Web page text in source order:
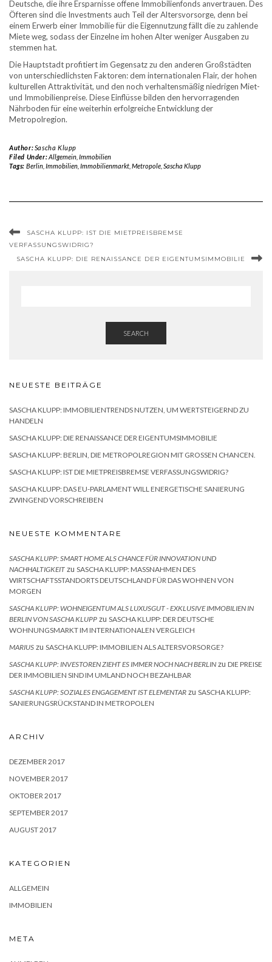
Deutsche, die ihre Ersparnisse offene Immobilienfonds anvertrauen. Des
Öfteren sind die Investments auch Teil der Altersvorsorge, denn bei
einem Erwerb einer Immobilie für die Eigennutzung fällt die zu zahlende
Miete weg, sodass der Einzelne im hohen Alter weniger Ausgaben zu
stemmen hat.
Die Hauptstadt profitiert im Gegensatz zu den anderen Großstädten
von unterschiedlichsten Faktoren: dem internationalen Flair, der hohen
kulturellen Attraktivität, und den noch verhaltensmäßig niedrigen Miet-
und Immobilienpreise. Diese Einflüsse bilden den hervorragenden
Nährboden für eine weiterhin erfolgreiche Entwicklung der
Metropolregion.
Author:Sascha Klupp
Filed Under:Allgemein, Immobilien
Tags: Berlin, Immobilien, Immobilienmarkt, Metropole, Sascha Klupp
SASCHA KLUPP: IST DIE MIETPREISBREMSE
VERFASSUNGSWIDRIG?
SASCHA KLUPP: DIE RENAISSANCE DER EIGENTUMSIMMOBILIE
SEARCH
NEUESTE BEITRÄGE
SASCHA KLUPP: IMMOBILIENTRENDS NUTZEN, UM WERTSTEIGERND ZU
HANDELN
SASCHA KLUPP: DIE RENAISSANCE DER EIGENTUMSIMMOBILIE
SASCHA KLUPP: BERLIN, DIE METROPOLREGION MIT GROSSEN CHANCEN.
SASCHA KLUPP: IST DIE MIETPREISBREMSE VERFASSUNGSWIDRIG?
SASCHA KLUPP: DAS EU-PARLAMENT WILL ENERGETISCHE SANIERUNG
ZWINGEND VORSCHREIBEN
NEUESTE KOMMENTARE
SASCHA KLUPP: SMART HOME ALS CHANCE FÜR INNOVATION UND
NACHHALTIGKEIT zu SASCHA KLUPP: MASSNAHMEN DES W
IRTSCHAFTSSTANDORTS DEUTSCHLAND FÜR DAS WOHNEN VON M
ORGEN
SASCHA KLUPP: WOHNEIGENTUM ALS LUXUSGUT - EXKLUSIVE IMMOBILIEN IN
BERLIN VON SASCHA KLUPP zu SASCHA KLUPP: DER DEUTSCHE
WOHNUNGSMARKT IM INTERNATIONALEN VERGLEICH
MARIUS zu SASCHA KLUPP: IMMOBILIEN ALS ALTERSVORSORGE?
SASCHA KLUPP: INVESTOREN ZIEHT ES IMMER NOCH NACH BERLIN zu DIE PREISE
DER IMMOBILIEN SIND IM UMLAND NOCH BEZAHLBAR
SASCHA KLUPP: SOZIALES ENGAGEMENT IST ELEMENTAR zu SASCHA KLUPP:
SANIERUNGSRÜCKSTAND IN METROPOLEN
ARCHIV
DEZEMBER 2017
NOVEMBER 2017
OKTOBER 2017
SEPTEMBER 2017
AUGUST 2017
KATEGORIEN
ALLGEMEIN
IMMOBILIEN
META